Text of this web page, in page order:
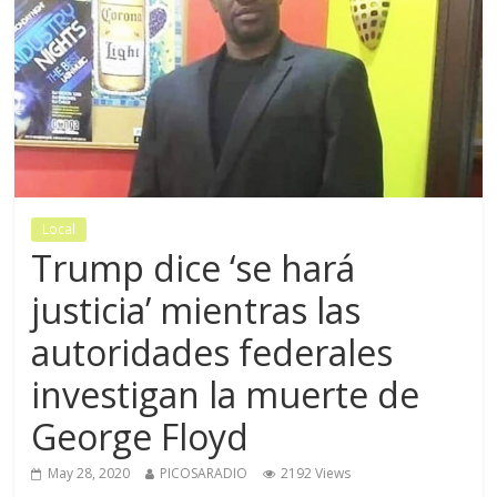
Local
Trump dice ‘se hará
justicia’ mientras las
autoridades federales
investigan la muerte de
George Floyd
May 28, 2020 PICOSARADIO 2192 Views